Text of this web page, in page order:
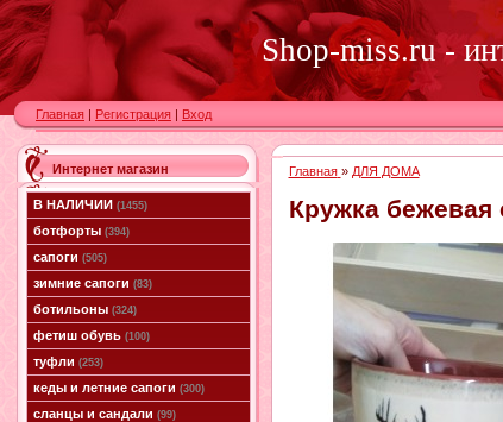
Shop-miss.ru -
Главная | Регистрация | Вход
Интернет магазин
В НАЛИЧИИ(1455)
ботфорты(394)
сапоги(505)
зимние сапоги(83)
ботильоны(324)
фетиш обувь(100)
туфли(253)
кеды и летние сапоги(300)
сланцы и сандали(99)
Главная » ДЛЯ ДОМА
Кружка бежевая